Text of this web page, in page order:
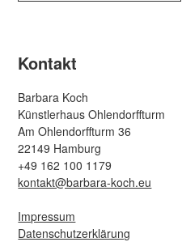
Kontakt
Barbara Koch
Künstlerhaus Ohlendorffturm
Am Ohlendorffturm 36
22149 Hamburg
+49 162 100 1179
kontakt@barbara-koch.eu
Impressum
Datenschutzerklärung